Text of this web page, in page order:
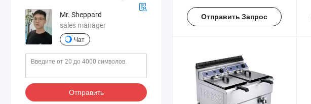
Mr. Sheppard
sales manager
Чат
Отправить
Отправить Запрос